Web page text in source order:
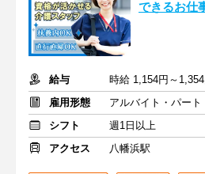
できるお仕
給与
時給 1,154円～
雇用形態
アルバイト・パート
シフト
週1日以上
アクセス
八幡浜駅